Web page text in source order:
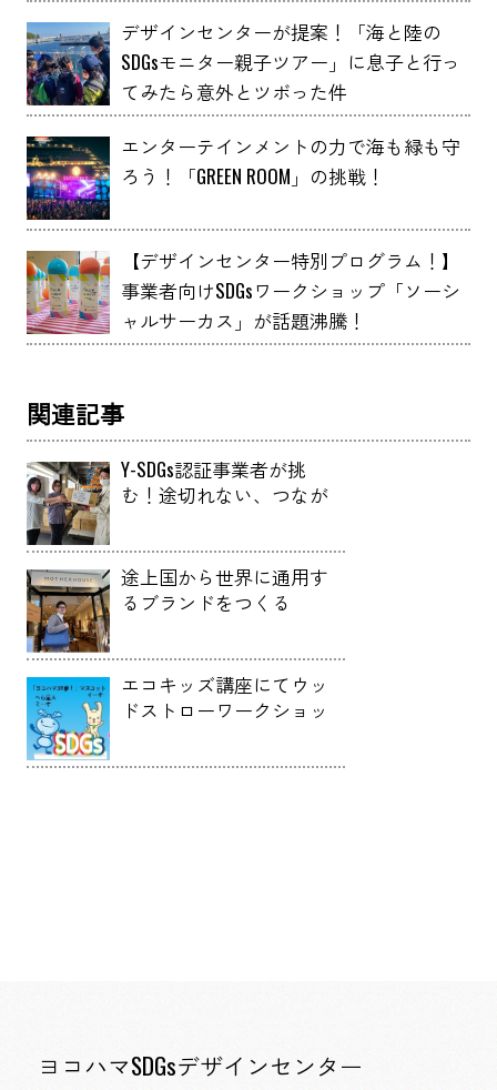
デザインセンターが提案！「海と陸の
SDGsモニター親子ツアー」に息子と行っ
てみたら意外とツボった件
エンターテインメントの力で海も緑も守
ろう！「GREEN ROOM」の挑戦！
【デザインセンター特別プログラム！】
事業者向けSDGsワークショップ「ソーシ
ャルサーカス」が話題沸騰！
関連記事
Y-SDGs認証事業者が挑
む！途切れない、つなが
途上国から世界に通用す
るブランドをつくる
エコキッズ講座にてウッ
ドストローワークショッ
ヨコハマSDGsデザインセンター